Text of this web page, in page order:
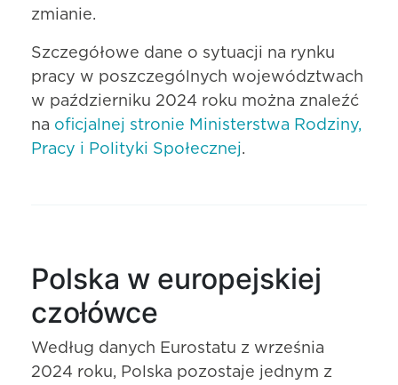
zmianie.
Szczegółowe dane o sytuacji na rynku
pracy w poszczególnych województwach
w październiku 2024 roku można znaleźć
na oficjalnej stronie Ministerstwa Rodziny,
Pracy i Polityki Społecznej.
Polska w europejskiej
czołówce
Według danych Eurostatu z września
2024 roku, Polska pozostaje jednym z